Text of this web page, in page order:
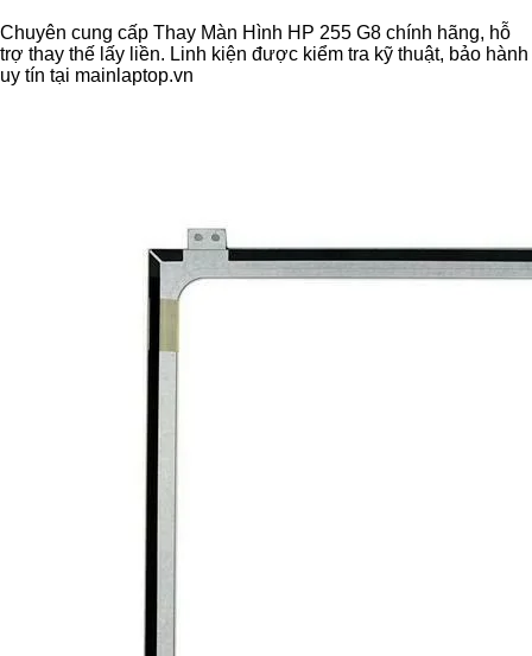
Chuyên cung cấp Thay Màn Hình HP 255 G8 chính hãng, hỗ
trợ thay thế lấy liền. Linh kiện được kiểm tra kỹ thuật, bảo hành
uy tín tại mainlaptop.vn